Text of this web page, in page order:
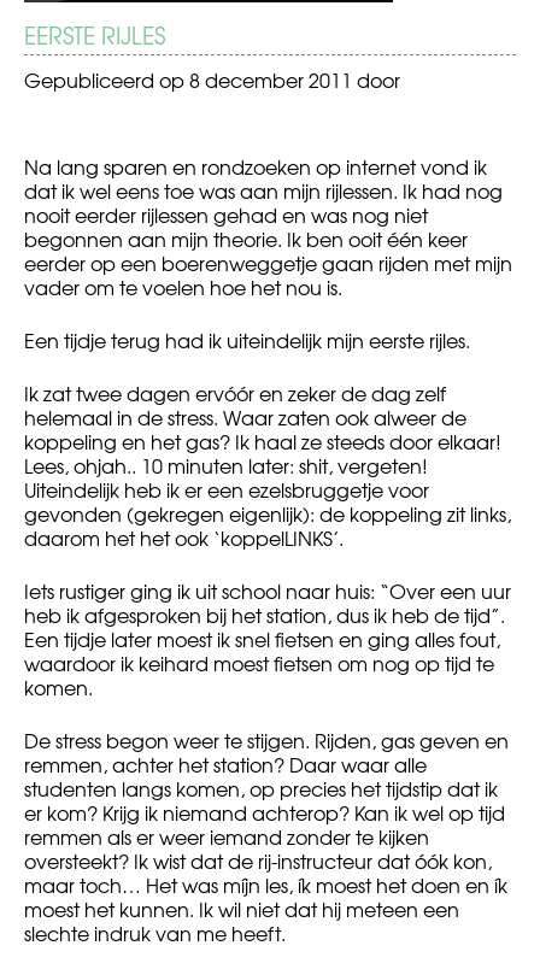
EERSTE RIJLES
Gepubliceerd op8 december 2011 door
Na lang sparen en rondzoeken op internet vond ik
dat ik wel eens toe was aan mijn rijlessen. Ik had nog
nooit eerder rijlessen gehad en was nog niet
begonnen aan mijn theorie. Ik ben ooit één keer
eerder op een boerenweggetje gaan rijden met mijn
vader om te voelen hoe het nou is.
Een tijdje terug had ik uiteindelijk mijn eerste rijles.
Ik zat twee dagen ervóór en zeker de dag zelf
helemaal in de stress. Waar zaten ook alweer de
koppeling en het gas? Ik haal ze steeds door elkaar!
Lees, ohjah.. 10 minuten later: shit, vergeten!
Uiteindelijk heb ik er een ezelsbruggetje voor
gevonden (gekregen eigenlijk): de koppeling zit links,
daarom het het ook ‘koppelLINKS’.
Iets rustiger ging ik uit school naar huis: “Over een uur
heb ik afgesproken bij het station, dus ik heb de tijd”.
Een tijdje later moest ik snel fietsen en ging alles fout,
waardoor ik keihard moest fietsen om nog op tijd te
komen.
De stress begon weer te stijgen. Rijden, gas geven en
remmen, achter het station? Daar waar alle
studenten langs komen, op precies het tijdstip dat ik
er kom? Krijg ik niemand achterop? Kan ik wel op tijd
remmen als er weer iemand zonder te kijken
oversteekt? Ik wist dat de rij-instructeur dat óók kon,
maar toch… Het was míjn les, ík moest het doen en ík
moest het kunnen. Ik wil niet dat hij meteen een
slechte indruk van me heeft.